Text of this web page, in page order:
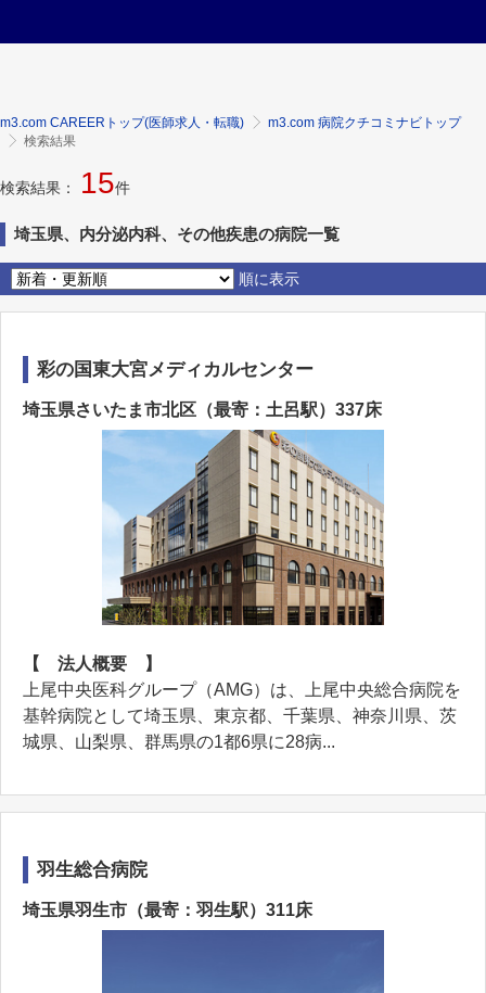
m3.com CAREERトップ(医師求人・転職)
m3.com 病院クチコミナビトップ
検索結果
検索結果： 15件
埼玉県、内分泌内科、その他疾患の病院一覧
順に表示
彩の国東大宮メディカルセンター
埼玉県さいたま市北区（最寄：土呂駅）337床
【 法人概要 】
上尾中央医科グループ（AMG）は、上尾中央総合病院を
基幹病院として埼玉県、東京都、千葉県、神奈川県、茨
城県、山梨県、群馬県の1都6県に28病...
羽生総合病院
埼玉県羽生市（最寄：羽生駅）311床